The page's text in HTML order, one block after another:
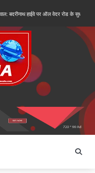
हाईवे पर ऑल वेदर रोड के सुधारीकरण कार्य